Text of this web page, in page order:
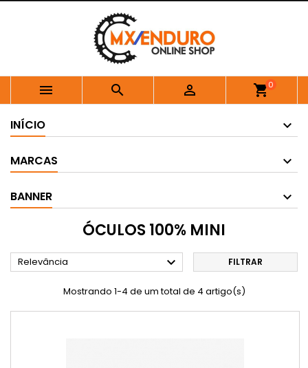
   shopping_cart0
INÍCIO
MARCAS
BANNER
ÓCULOS 100% MINI
Relevância  FILTRAR
Mostrando 1-4 de um total de 4 artigo(s)